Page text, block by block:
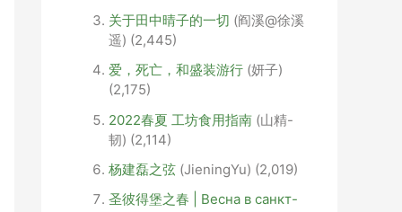
关于田中晴子的一切 (阎溪@徐溪
遥) (2,445)
爱，死亡，和盛装游行 (妍子)
(2,175)
2022春夏 工坊食用指南 (山精-
韧) (2,114)
杨建磊之弦 (JieningYu) (2,019)
圣彼得堡之春 | Весна в санкт-